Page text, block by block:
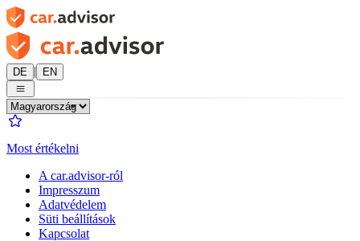
DE | EN
Most értékelni
A car.advisor-ról
Impresszum
Adatvédelem
Süti beállítások
Kapcsolat